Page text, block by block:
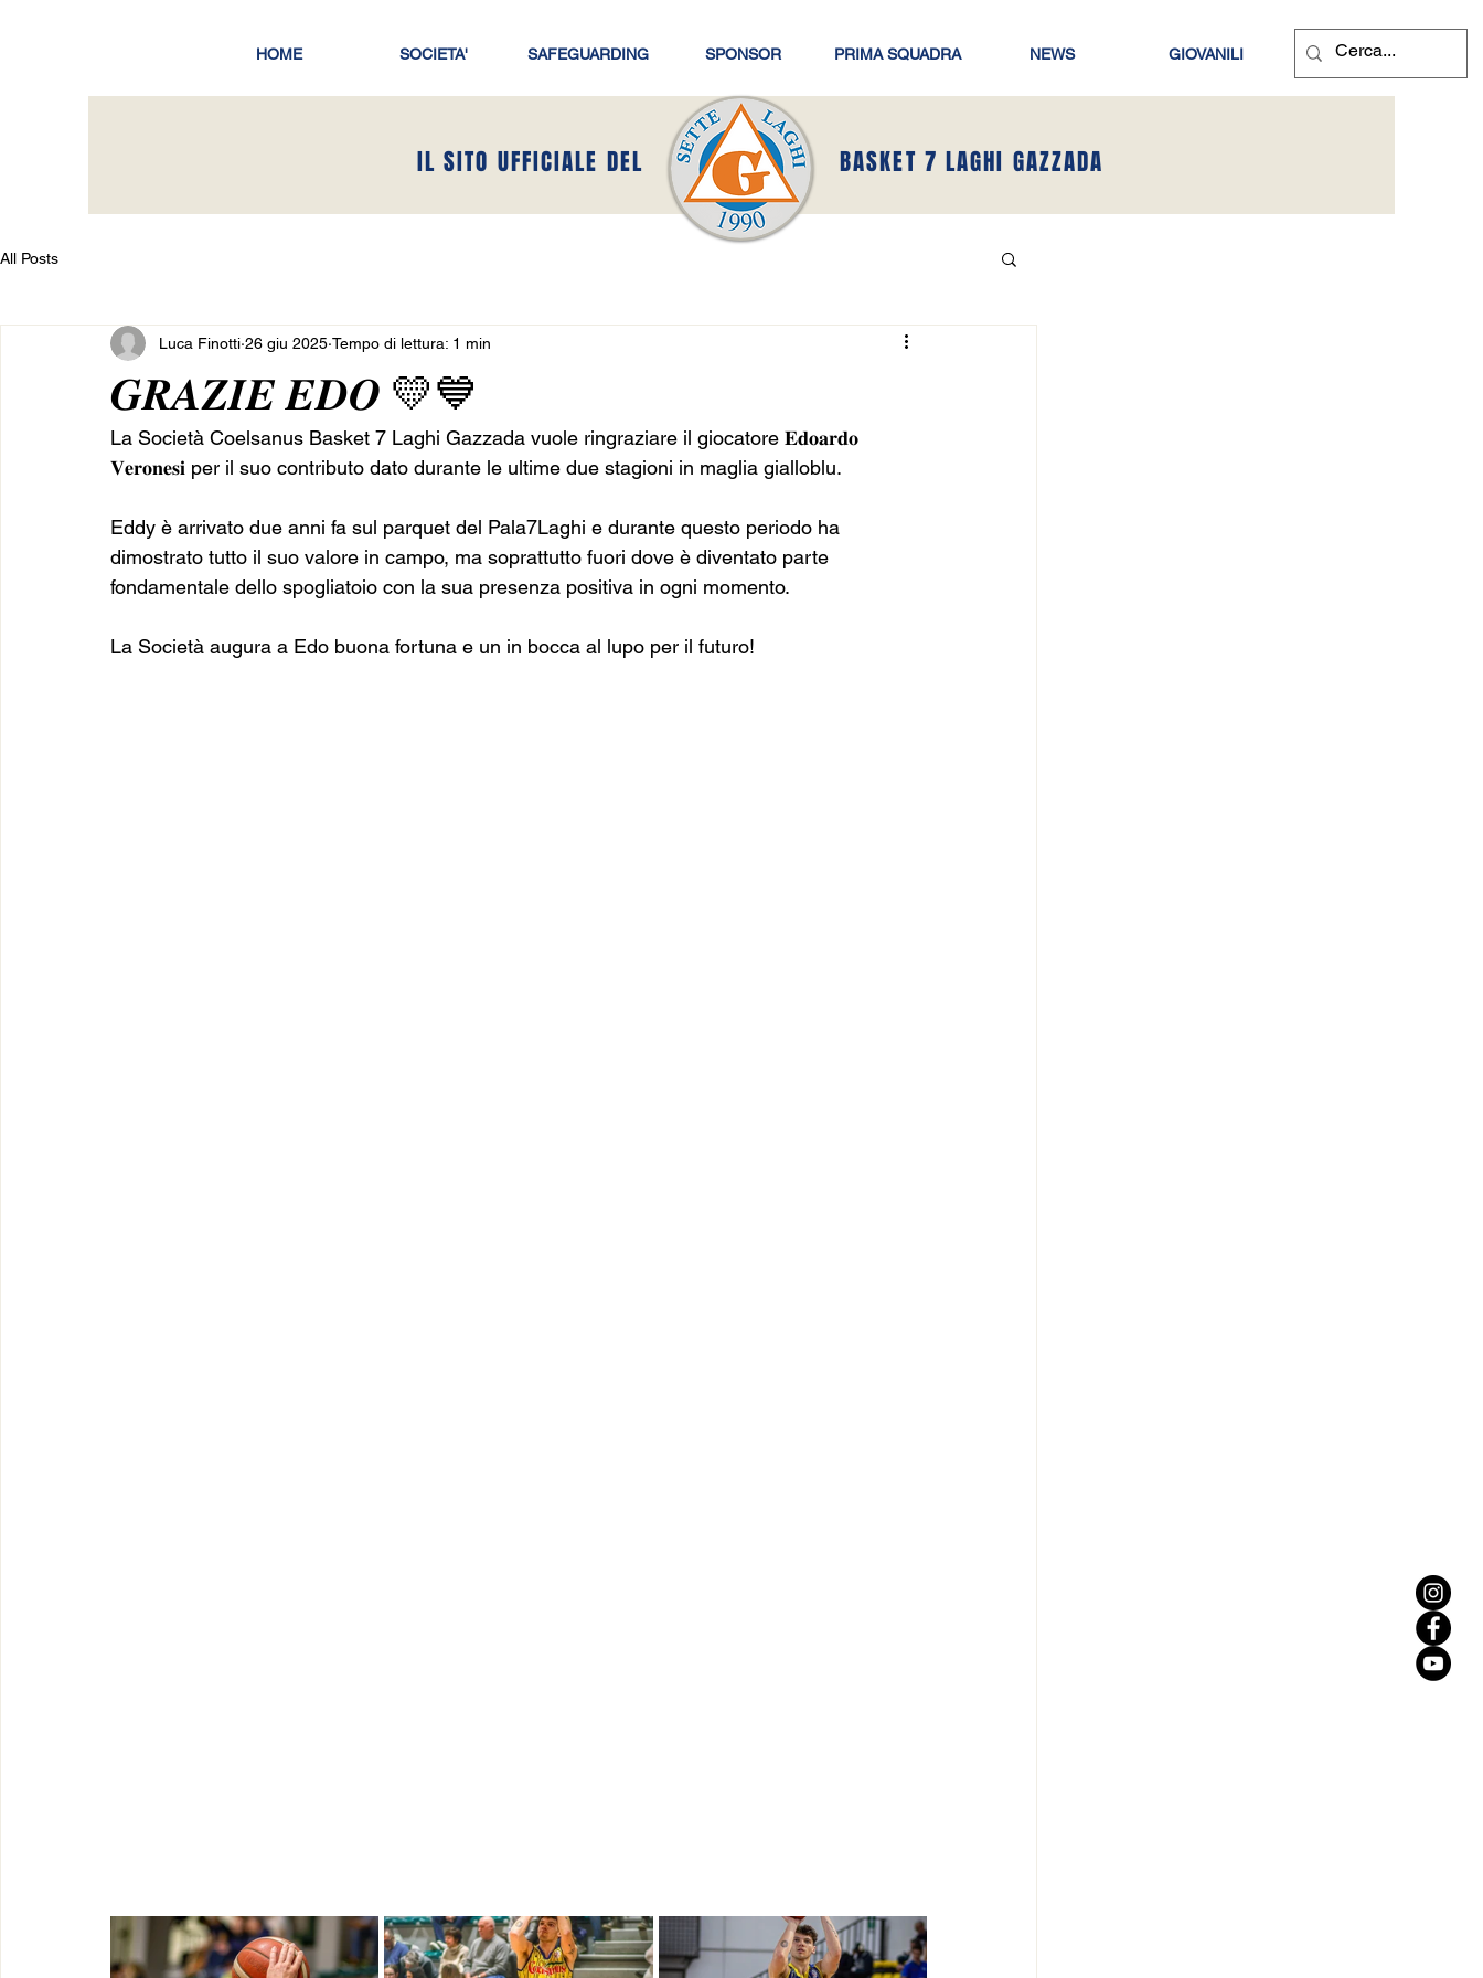
HOME SOCIETA' SAFEGUARDING SPONSOR PRIMA SQUADRA NEWS GIOVANILI
IL SITO UFFICIALE DEL BASKET 7 LAGHI GAZZADA
All Posts
𝑮𝑹𝑨𝒁𝑰𝑬 𝑬𝑫𝑶 💛💙
Luca Finotti 26 giu 2025 Tempo di lettura: 1 min
La Società Coelsanus Basket 7 Laghi Gazzada vuole ringraziare il giocatore 𝐄𝐝𝐨𝐚𝐫𝐝𝐨
𝐕𝐞𝐫𝐨𝐧𝐞𝐬𝐢 per il suo contributo dato durante le ultime due stagioni in maglia gialloblu.
Eddy è arrivato due anni fa sul parquet del Pala7Laghi e durante questo periodo ha
dimostrato tutto il suo valore in campo, ma soprattutto fuori dove è diventato parte
fondamentale dello spogliatoio con la sua presenza positiva in ogni momento.
La Società augura a Edo buona fortuna e un in bocca al lupo per il futuro!